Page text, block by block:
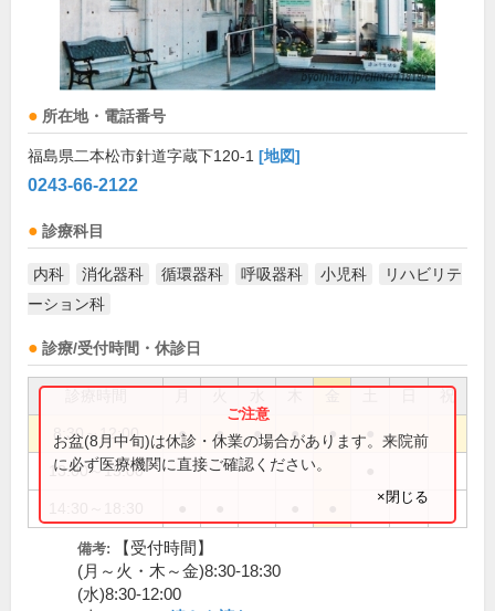
所在地・電話番号
福島県二本松市針道字蔵下120-1 [地図]
0243-66-2122
診療科目
内科 消化器科 循環器科 呼吸器科 小児科
リハビリテ
ーション科
診療/受付時間・休診日
祝
8:30～12:00 ● ● ● ● ●
13:00～15:00
お盆(8月中旬)は休診・休業の場合があります。来院前
に必ず医療機関に直接ご確認ください。
×閉じる
備考:
【受付時間】
(月～火・木～金)8:30-18:30
(水)8:30-12:00